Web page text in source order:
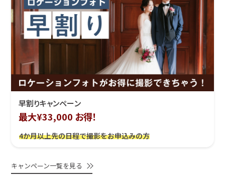
早割りキャンペーン
最大¥33,000 お得！
4か月以上先の日程で撮影をお申込みの方
キャンペーン一覧を見る